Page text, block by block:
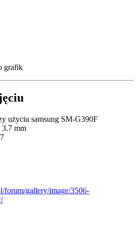
grafik
użyciu samsung SM-G390F
3.7 mm
forum/gallery/image/3506-